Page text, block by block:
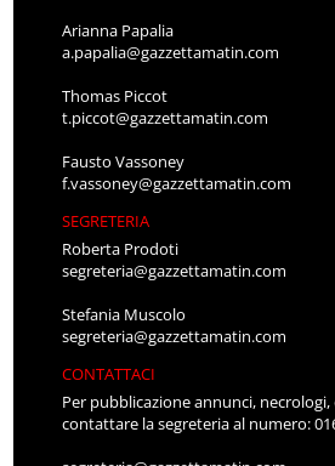
Arianna Papalia
a.papalia@gazzettamatin.com
Thomas Piccot
t.piccot@gazzettamatin.com
Fausto Vassoney
f.vassoney@gazzettamatin.com
SEGRETERIA
Roberta Prodoti
segreteria@gazzettamatin.com
Stefania Muscolo
segreteria@gazzettamatin.com
CONTATTACI
Per pubblicazione annunci,
contattare la segreteria al numero: